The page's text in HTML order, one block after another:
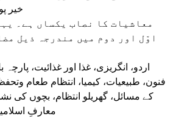
خیر
معاشیات کا نصاب یکساں ہے۔
اوّل اور دوم میں مندرجہ ذیل
اردو، انگریزی، غذا اور غذائیت،
فنون، طبیعیات، کیمیا، انتظام طعام
کے مسائل، گھریلو انتظام، بچوں کی
معارفِ